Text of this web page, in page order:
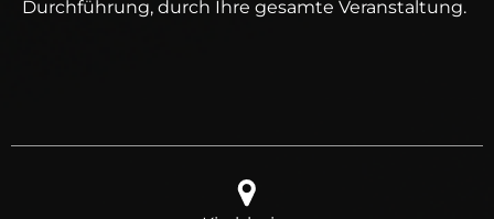
Durchführung, durch Ihre gesamte Veranstaltung.